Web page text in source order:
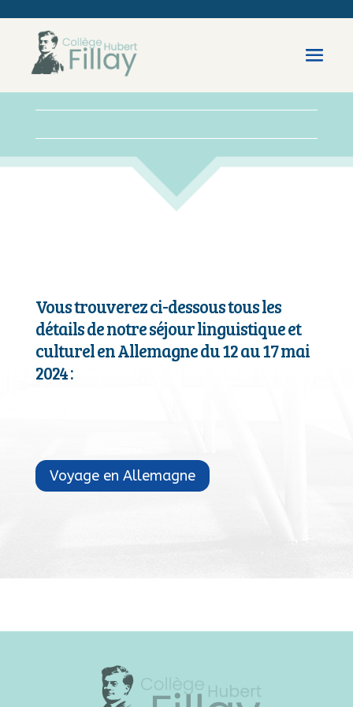
Vous trouverez ci-dessous tous les
détails de notre séjour linguistique et
culturel en Allemagne du 12 au 17 mai
2024 :
Voyage en Allemagne